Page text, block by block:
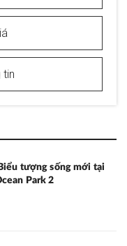
tin
tượng sống mới tại
Park 2